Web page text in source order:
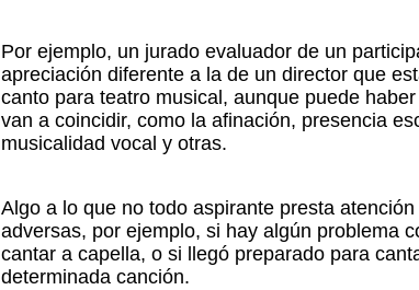
Por ejemplo, un jurado evaluador de un
apreciación diferente a la de un director que
canto para teatro musical, aunque puede
van a coincidir, como la afinación, presencia
musicalidad vocal y otras.
Algo a lo que no todo aspirante presta
adversas, por ejemplo, si hay algún problema
cantar a capella, o si llegó preparado para
determinada canción.